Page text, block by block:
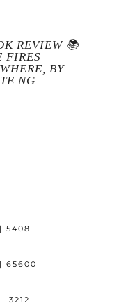
REVIEW 📚
FIRES
BY
NG
| 5408
| 65600
| 3212